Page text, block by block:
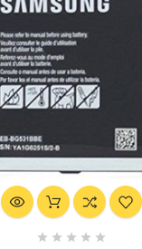
    